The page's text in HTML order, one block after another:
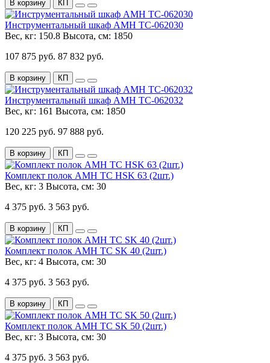
В корзину КП
Инструментальный шкаф AMH TC-062030
Вес, кг: 150.8 Высота, см: 1850
107 875 руб. 87 832 руб.
В корзину КП
Инструментальный шкаф AMH TC-062032
Вес, кг: 161 Высота, см: 1850
120 225 руб. 97 888 руб.
В корзину КП
Комплект полок AMH TC HSK 63 (2шт.)
Вес, кг: 3 Высота, см: 30
4 375 руб. 3 563 руб.
В корзину КП
Комплект полок AMH TC SK 40 (2шт.)
Вес, кг: 4 Высота, см: 30
4 375 руб. 3 563 руб.
В корзину КП
Комплект полок AMH TC SK 50 (2шт.)
Вес, кг: 3 Высота, см: 30
4 375 руб. 3 563 руб.